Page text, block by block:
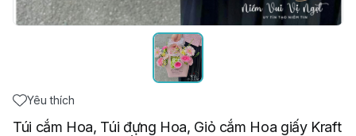
Yêu thích
Túi cắm Hoa, Túi đựng Hoa, Giỏ cắm Hoa giấy Kraft